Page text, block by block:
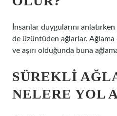
İnsanlar duygularını
de üzüntüden ağlarlar. Ağlama
ve aşırı olduğunda buna
SÜREKLI
NELERE YOL